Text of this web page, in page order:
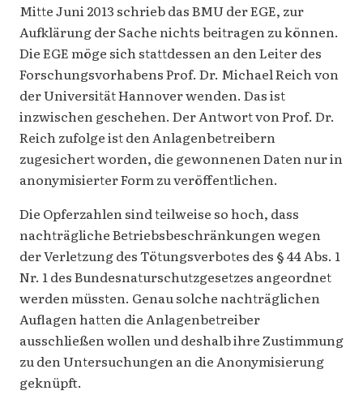
Mitte Juni 2013 schrieb das BMU der EGE, zur
Aufklärung der Sache nichts beitragen zu können.
Die EGE möge sich stattdessen an den Leiter des
Forschungsvorhabens Prof. Dr. Michael Reich von
der Universität Hannover wenden. Das ist
inzwischen geschehen. Der Antwort von Prof. Dr.
Reich zufolge ist den Anlagenbetreibern
zugesichert worden, die gewonnenen Daten nur in
anonymisierter Form zu veröffentlichen.
Die Opferzahlen sind teilweise so hoch, dass
nachträgliche Betriebsbeschränkungen wegen
der Verletzung des Tötungsverbotes des § 44 Abs. 1
Nr. 1 des Bundesnaturschutzgesetzes angeordnet
werden müssten. Genau solche nachträglichen
Auflagen hatten die Anlagenbetreiber
ausschließen wollen und deshalb ihre Zustimmung
zu den Untersuchungen an die Anonymisierung
geknüpft.